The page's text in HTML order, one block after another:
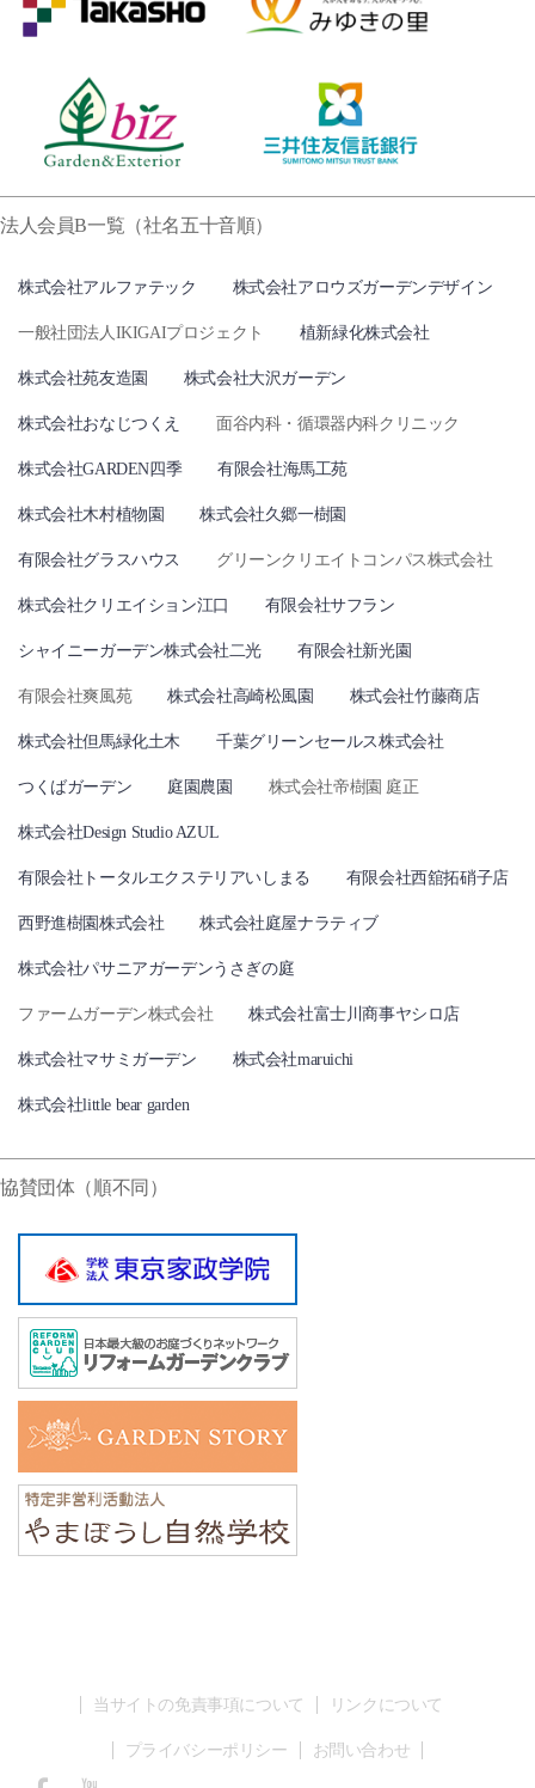
法人会員B一覧（社名五十音順）
株式会社アルファテック 株式会社アロウズガーデンデザイン
一般社団法人IKIGAIプロジェクト 植新緑化株式会社
株式会社苑友造園 株式会社大沢ガーデン
株式会社おなじつくえ 面谷内科・循環器内科クリニック
株式会社GARDEN四季 有限会社海馬工苑
株式会社木村植物園 株式会社久郷一樹園
有限会社グラスハウス グリーンクリエイトコンパス株式会社
株式会社クリエイション江口 有限会社サフラン
シャイニーガーデン株式会社二光 有限会社新光園
有限会社爽風苑 株式会社高崎松風園 株式会社竹藤商店
株式会社但馬緑化土木 千葉グリーンセールス株式会社
つくばガーデン 庭園農園 株式会社帝樹園 庭正
株式会社Design Studio AZUL
有限会社トータルエクステリアいしまる 有限会社西舘拓硝子店
西野進樹園株式会社 株式会社庭屋ナラティブ
株式会社パサニアガーデンうさぎの庭
ファームガーデン株式会社 株式会社富士川商事ヤシロ店
株式会社マサミガーデン 株式会社maruichi
株式会社little bear garden
協賛団体（順不同）
当サイトの免責事項について リンクについて
プライバシーポリシー お問い合わせ